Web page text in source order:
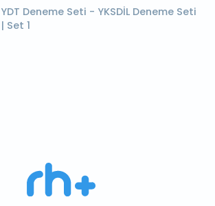
YDT Deneme Seti - YKSDİL Deneme Seti
| Set 1